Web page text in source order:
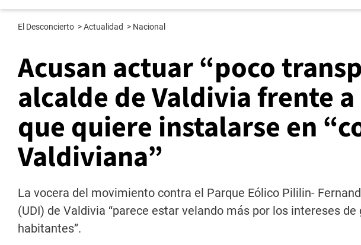
El Desconcierto >Actualidad > Nacional
Acusan actuar “poco
alcalde de Valdivia frente
que quiere instalarse en
Valdiviana”
La vocera del movimiento contra el Parque Eólico Pililin-
(UDI) de Valdivia “parece estar velando más por los intereses
habitantes”.